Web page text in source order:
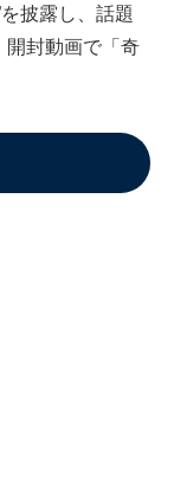
披露し、話題
開封動画で「奇